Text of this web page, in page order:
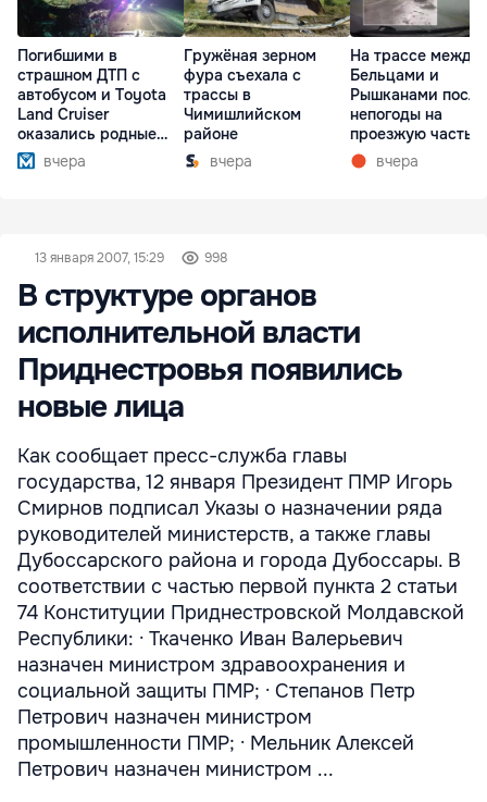
Погибшими в
страшном ДТП с
автобусом и Toyota
Land Cruiser
оказались родные
братьявчера
Гружёная зерном
фура съехала с
трассы в
Чимишлийском
районе
вчера
На трассе между
Бельцами и
Рышканами после
непогоды на
проезжую часть
упали деревья
вчера
13 января 2007, 15:29 998
В структуре органов
исполнительной власти
Приднестровья появились
новые лица
Как сообщает пресс-служба главы
государства, 12 января Президент ПМР Игорь
Смирнов подписал Указы о назначении ряда
руководителей министерств, а также главы
Дубоссарского района и города Дубоссары. В
соответствии с частью первой пункта 2 статьи
74 Конституции Приднестровской Молдавской
Республики: · Ткаченко Иван Валерьевич
назначен министром здравоохранения и
социальной защиты ПМР; · Степанов Петр
Петрович назначен министром
промышленности ПМР; · Мельник Алексей
Петрович назначен министром ...